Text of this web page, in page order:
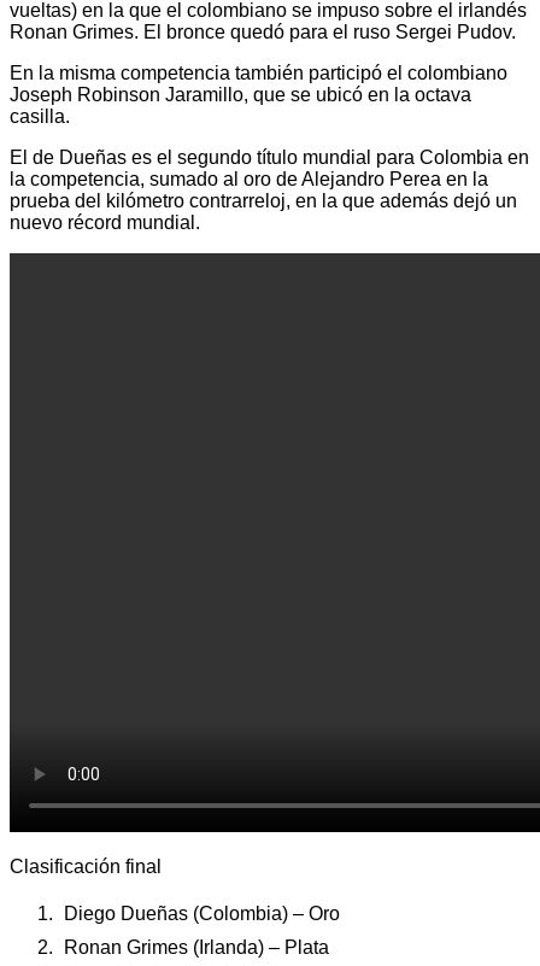
vueltas) en la que el colombiano se impuso sobre el irlandés
Ronan Grimes. El bronce quedó para el ruso Sergei Pudov.
En la misma competencia también participó el colombiano
Joseph Robinson Jaramillo, que se ubicó en la octava
casilla.
El de Dueñas es el segundo título mundial para Colombia en
la competencia, sumado al oro de Alejandro Perea en la
prueba del kilómetro contrarreloj, en la que además dejó un
nuevo récord mundial.
Clasificación final
Diego Dueñas (Colombia) – Oro
Ronan Grimes (Irlanda) – Plata